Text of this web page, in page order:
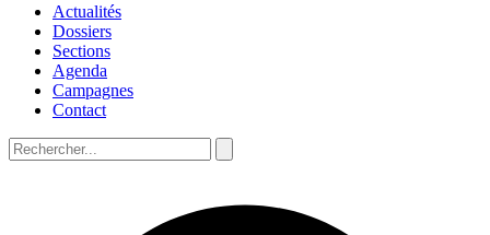
Actualités
Dossiers
Sections
Agenda
Campagnes
Contact